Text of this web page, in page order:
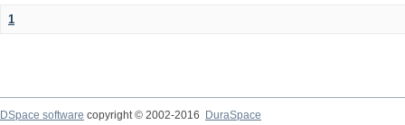
1
DSpace software copyright © 2002-2016
DuraSpace